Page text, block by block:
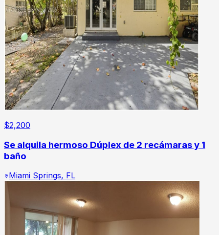
$2,200
Se alquila hermoso Dúplex de 2 recámaras y 1
baño
Miami Springs, FL